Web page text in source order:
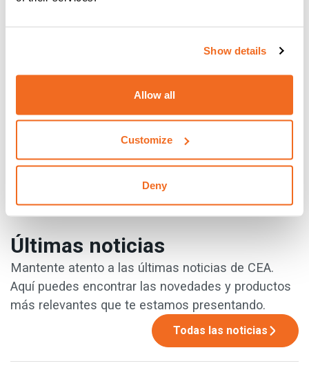
Show details
Allow all
Customize
Deny
maquinaria usada no sea del gusto de todos, pero sin duda
{{cta('6b2d3dac-9a1f-4ed3-b686-
Últimas noticias
Mantente atento a las últimas noticias de CEA.
Aquí puedes encontrar las novedades y productos
más relevantes que te estamos presentando.
Todas las noticias